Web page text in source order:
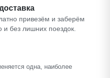
привезём и заберём
без лишних поездок.
одна, наиболее